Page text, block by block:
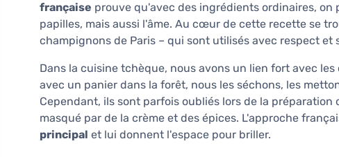
française prouve qu'avec des ingrédients ordinaires,
papilles, mais aussi l'âme. Au cœur de cette recette se
champignons de Paris – qui sont utilisés avec respect
Dans la cuisine tchèque, nous avons un lien fort avec
avec un panier dans la forêt, nous les séchons, les
Cependant, ils sont parfois oubliés lors de la
masqué par de la crème et des épices. L'approche
principal et lui donnent l'espace pour briller.